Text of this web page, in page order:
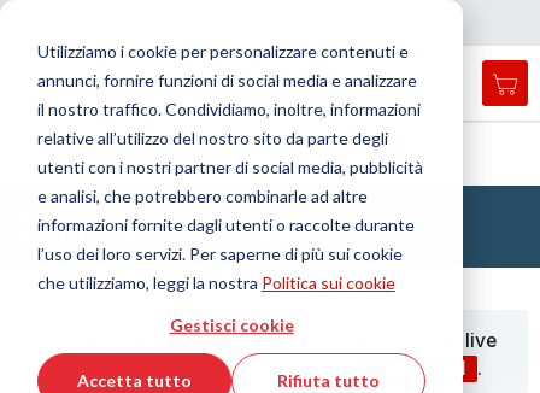
Utilizziamo i cookie per personalizzare contenuti e
annunci, fornire funzioni di social media e analizzare
il nostro traffico. Condividiamo, inoltre, informazioni
relative all’utilizzo del nostro sito da parte degli
utenti con i nostri partner di social media, pubblicità
e analisi, che potrebbero combinarle ad altre
informazioni fornite dagli utenti o raccolte durante
l’uso dei loro servizi. Per saperne di più sui cookie
che utilizziamo, leggi la nostra Politica sui cookie
Gestisci cookie
Accetta tutto Rifiuta tutto
Menu
search
Cerca
Cerca
Home Strumenti e servizi Download file CAD 3D
Download file CAD 3D